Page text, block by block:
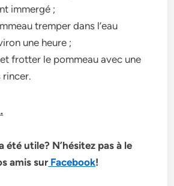
immergé ;
tremper dans l’eau
une heure ;
et frotter le pommeau avec une
rincer.
été utile? N’hésitez pas à le
amis surFacebook!